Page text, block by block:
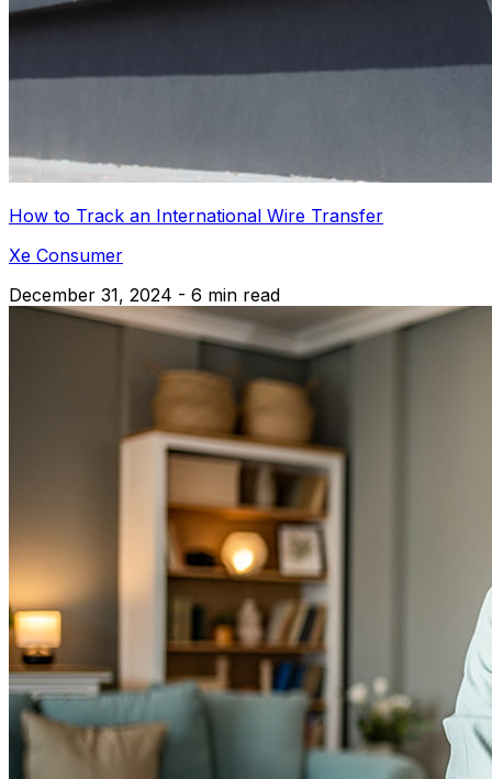
How to Track an International Wire Transfer
Xe Consumer
December 31, 2024 - 6 min read